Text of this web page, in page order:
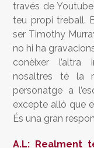
través de
teu propi treball.
ser Timothy
no hi ha
conèixer l’altra
nosaltres té la
personatge a
excepte allò que
És una gran
A.L: Realment